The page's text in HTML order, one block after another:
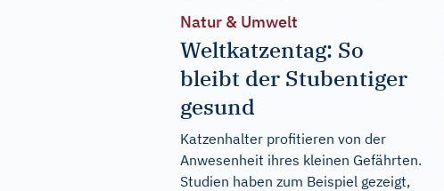
Natur & Umwelt
Weltkatzentag: So
bleibt der Stubentiger
gesund
Katzenhalter profitieren von der
Anwesenheit ihres kleinen Gefährten.
Studien haben zum Beispiel gezeigt,